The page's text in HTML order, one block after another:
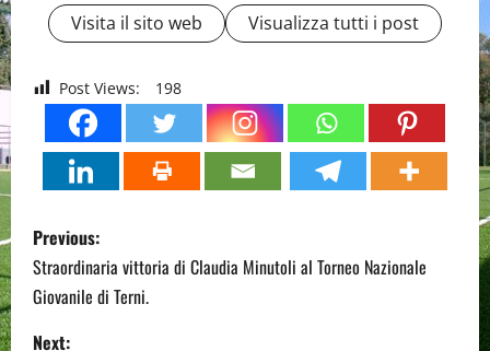
Visita il sito web Visualizza tutti i post
Post Views: 198
P
o
s
Previous:
Straordinaria vittoria di Claudia Minutoli al Torneo Nazionale
Giovanile di Terni.
Next: